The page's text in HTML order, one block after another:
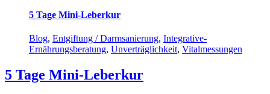
5 Tage Mini-Leberkur
Blog, Entgiftung / Darmsanierung, Integrative-
Ernährungsberatung, Unverträglichkeit, Vitalmessungen
5 Tage Mini-Leberkur